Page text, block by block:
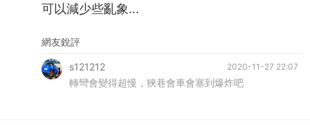
可以減少些亂象...
網友銳評
2020-11-27 22:07
s121212
轉彎會變得超慢，狹巷會車會塞到爆炸吧